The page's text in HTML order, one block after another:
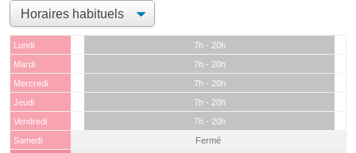
Lundi
7h - 20h
Mardi
7h - 20h
Mercredi
7h - 20h
Jeudi
7h - 20h
Vendredi
7h - 20h
Samedi
Fermé